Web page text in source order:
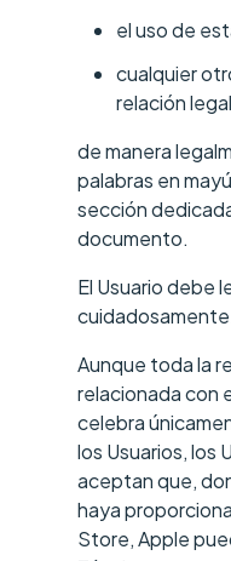
el uso de
cualquier
relación
de manera
palabras en
sección
documento.
El Usuario debe
Aunque toda la
relacionada con
celebra
los Usuarios, los
aceptan que,
haya
Store, Apple